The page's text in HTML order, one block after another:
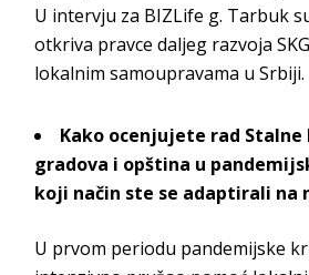
U intervju za BIZLife g. Tarbuk
otkriva pravce daljeg razvoja
lokalnim samoupravama u Srbiji.
Kako ocenjujete rad
gradova i opština u
koji način ste se adaptirali na
U prvom periodu pandemijske